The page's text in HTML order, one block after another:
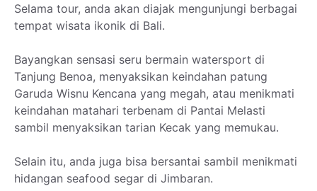
Selama tour, anda akan diajak mengunjungi berbagai
tempat wisata ikonik di Bali.
Bayangkan sensasi seru bermain watersport di
Tanjung Benoa, menyaksikan keindahan patung
Garuda Wisnu Kencana yang megah, atau menikmati
keindahan matahari terbenam di Pantai Melasti
sambil menyaksikan tarian Kecak yang memukau.
Selain itu, anda juga bisa bersantai sambil menikmati
hidangan seafood segar di Jimbaran.